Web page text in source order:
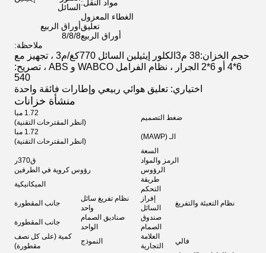
مواد النقل:السائل
الغطاء المعزول
تعليقأوراق الربيع
أوراق الربيع8/8/8
ملاحظة:
حجم الخزان:38 م3 الكلور إيثيلين السائل 770
كغ/م3 ، تجهيز مع
6*4 أو 6*2 الجرار ، نظام الفرامل WABCO و ABS ، تصريح:
540
اختياري: تعليق هوائي ربيعي وإطارات فائقة واحدة
منشأة خزانات
ضغط التصميم
1.72 مبا
(انظر المقترحات التقنية)
الـ (MAWP)
1.72 مبا
(انظر المقترحات التقنية)
السعة
الرمز والمواد
ق370ر
الرؤوس
رؤوس كروية في الطرفين
نظام التعبئة والتفريغ
طريقة
التحكم
الميكانيكية
إفراز
السائل
نظام تفريغ سائل
واحد
جانب المقطورة
صندوق
الصمام
صناديق الصمام
الواحد
جانب المقطورة
فالي
العلامة
التجارية
النموذج
كمية (على كل نصف
مقطورة)